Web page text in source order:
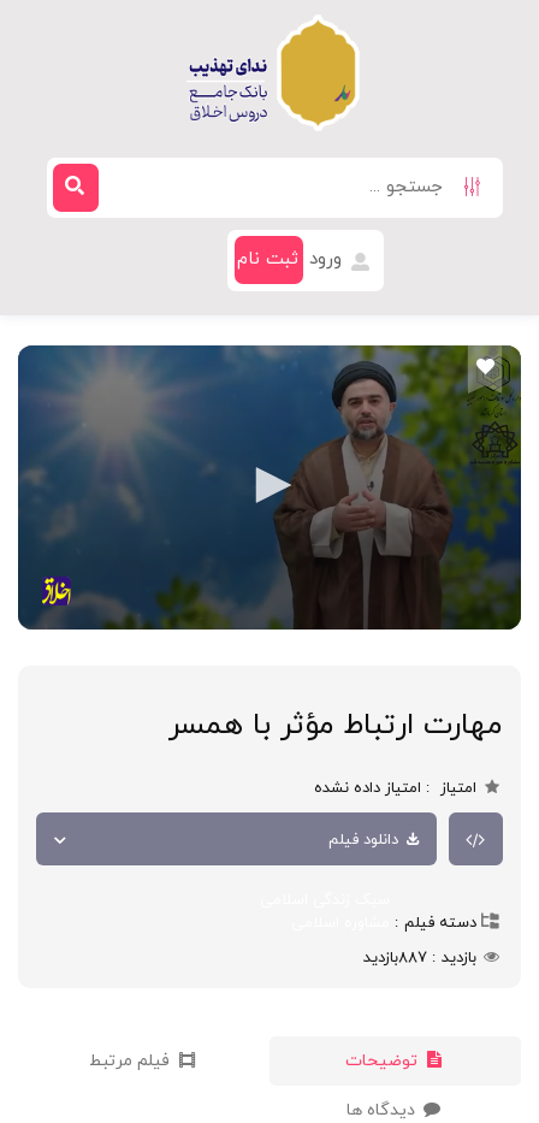
ورود ثبت نام
مهارت ارتباط مؤثر با همسر
امتیاز امتیاز داده نشده
دانلود فیلم
دسته فیلم
بازدید
887بازدید
توضیحات فیلم مرتبط
دیدگاه ها